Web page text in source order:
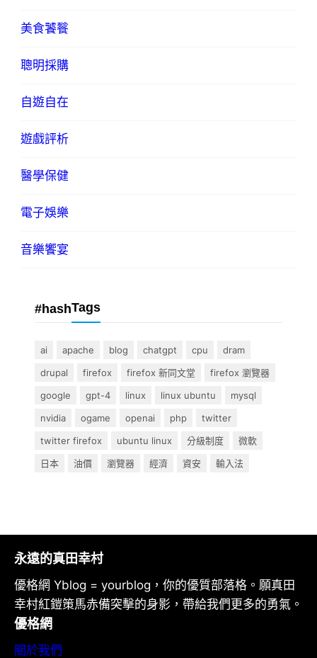
美食饕餮
聰明採購
自遊自在
遊戲評析
醫學保健
電子娛樂
音樂饗宴
#hashTags
ai apache blog chatgpt cpu
dram
drupal
firefox firefox 新同文堂
firefox 瀏覽器
google
gpt-4 linux linux ubuntu
mysql
nvidia
ogame openai php
twitter
twitter firefox
ubuntu linux 分級制度
微軟
日本
油價 瀏覽器 經濟 資安 輸入法
永遠的真田幸村
優格網 Yblog = yourblog，你的優質部落格。願真田
幸村紅鎧策馬赤備突擊的身影，帶給我們更多的勇氣。
優格網
關於我們